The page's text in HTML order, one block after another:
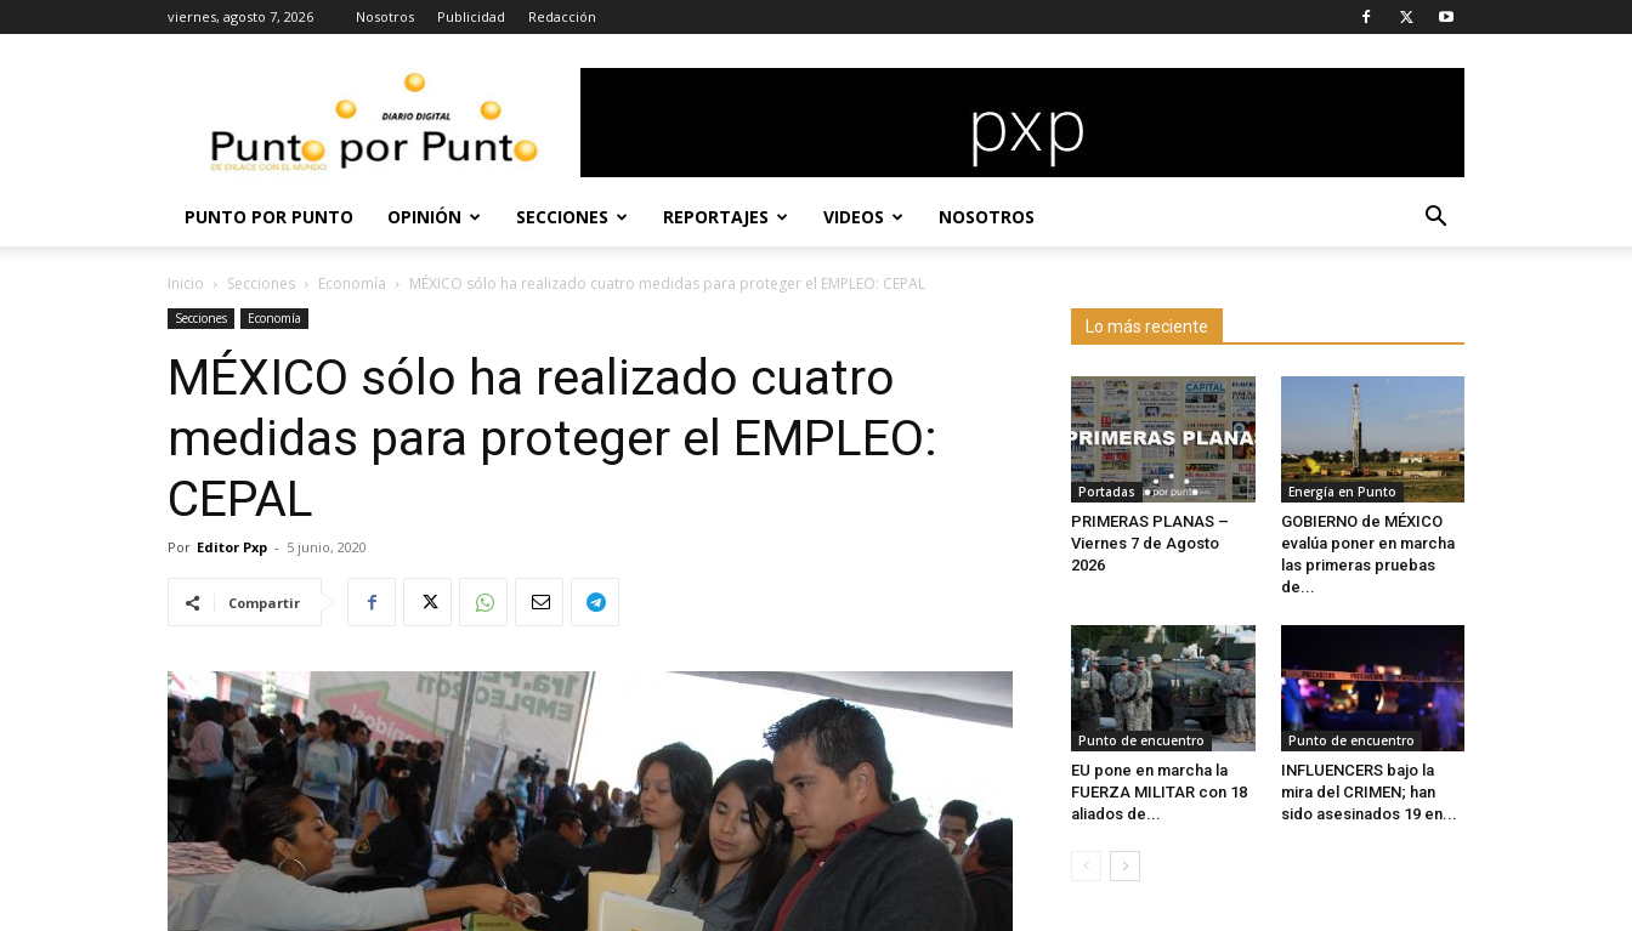
viernes, agosto 7, 2026 Nosotros Publicidad Redacción
Punto
PUNTO POR PUNTO OPINIÓN SECCIONES REPORTAJES VIDEOS NOSOTROS
Inicio Secciones Economía MÉXICO sólo ha realizado cuatro medidas para proteger el EMPLEO: CEPAL
Secciones Economía
MÉXICO sólo ha realizado cuatro
medidas para proteger el EMPLEO:
CEPAL
Por Editor Pxp - 5 junio, 2020
Compartir
Lo más reciente
Portadas
PRIMERAS PLANAS –
Viernes 7 de Agosto
2026
Energía en Punto
GOBIERNO de MÉXICO
evalúa poner en marcha
las primeras pruebas
de...
Punto de encuentro
EU pone en marcha la
FUERZA MILITAR con 18
aliados de...
Punto de encuentro
INFLUENCERS bajo la
mira del CRIMEN; han
sido asesinados 19 en...